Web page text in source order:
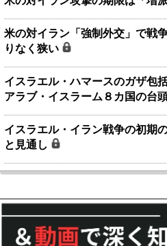
米の対イラン「強制外交」で戦
りなく狭い
イスラエル・ハマースのガザ包
アラブ・イスラーム８カ国の台
イスラエル・イラン戦争の初期
と見通し